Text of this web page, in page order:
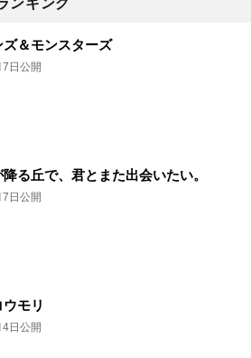
ズ＆モンスターズ
日公開
る丘で、君とまた出会いたい。
日公開
モリ
日公開